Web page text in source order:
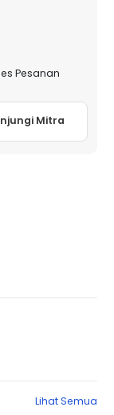
Pesanan
Kunjungi Mitra
Lihat Semua